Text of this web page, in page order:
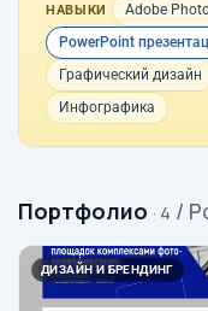
НАВЫКИ Adobe
PowerPoint
Графический дизайн
Инфографика
Портфолио · 4 /
ДИЗАЙН И БРЕНДИНГ